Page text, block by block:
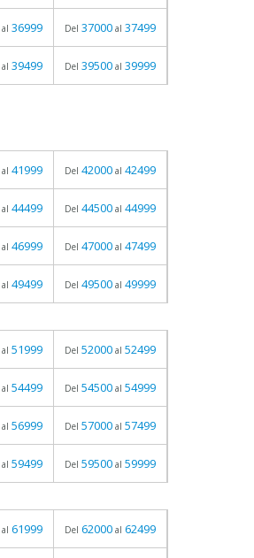
al 36999 Del 37000 al 37499
al 39499 Del 39500 al 39999
al 41999 Del 42000 al 42499
al 44499 Del 44500 al 44999
al 46999 Del 47000 al 47499
al 49499 Del 49500 al 49999
al 51999 Del 52000 al 52499
al 54499 Del 54500 al 54999
al 56999 Del 57000 al 57499
al 59499 Del 59500 al 59999
al 61999 Del 62000 al 62499